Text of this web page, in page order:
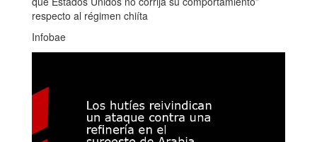
respecto al régimen chiíta
Infobae